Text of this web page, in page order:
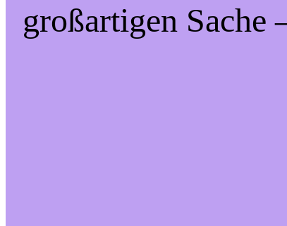
großartigen Sache